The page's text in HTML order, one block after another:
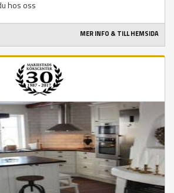
hos oss
MER INFO & TILL HEMSIDA